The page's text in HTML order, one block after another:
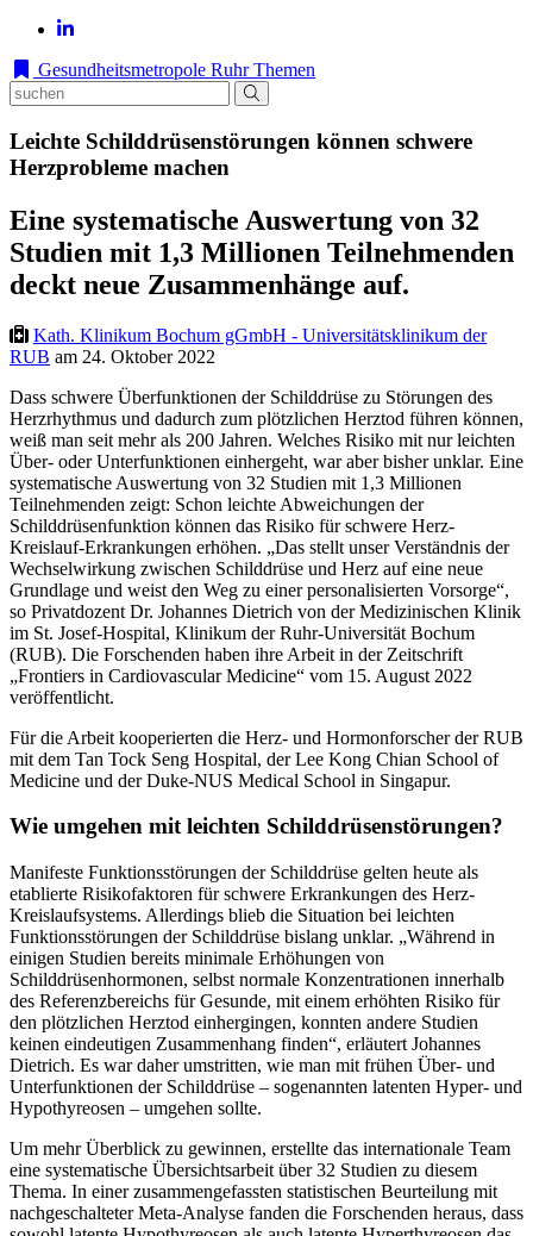
Gesundheitsmetropole Ruhr Themen
Leichte Schilddrüsenstörungen können schwere
Herzprobleme machen
Eine systematische Auswertung von 32
Studien mit 1,3 Millionen Teilnehmenden
deckt neue Zusammenhänge auf.
Kath. Klinikum Bochum gGmbH - Universitätsklinikum der
RUB am 24. Oktober 2022
Dass schwere Überfunktionen der Schilddrüse zu Störungen des
Herzrhythmus und dadurch zum plötzlichen Herztod führen können,
weiß man seit mehr als 200 Jahren. Welches Risiko mit nur leichten
Über- oder Unterfunktionen einhergeht, war aber bisher unklar. Eine
systematische Auswertung von 32 Studien mit 1,3 Millionen
Teilnehmenden zeigt: Schon leichte Abweichungen der
Schilddrüsenfunktion können das Risiko für schwere Herz-
Kreislauf-Erkrankungen erhöhen. „Das stellt unser Verständnis der
Wechselwirkung zwischen Schilddrüse und Herz auf eine neue
Grundlage und weist den Weg zu einer personalisierten Vorsorge“,
so Privatdozent Dr. Johannes Dietrich von der Medizinischen Klinik
im St. Josef-Hospital, Klinikum der Ruhr-Universität Bochum
(RUB). Die Forschenden haben ihre Arbeit in der Zeitschrift
„Frontiers in Cardiovascular Medicine“ vom 15. August 2022
veröffentlicht.
Für die Arbeit kooperierten die Herz- und Hormonforscher der RUB
mit dem Tan Tock Seng Hospital, der Lee Kong Chian School of
Medicine und der Duke-NUS Medical School in Singapur.
Wie umgehen mit leichten Schilddrüsenstörungen?
Manifeste Funktionsstörungen der Schilddrüse gelten heute als
etablierte Risikofaktoren für schwere Erkrankungen des Herz-
Kreislaufsystems. Allerdings blieb die Situation bei leichten
Funktionsstörungen der Schilddrüse bislang unklar. „Während in
einigen Studien bereits minimale Erhöhungen von
Schilddrüsenhormonen, selbst normale Konzentrationen innerhalb
des Referenzbereichs für Gesunde, mit einem erhöhten Risiko für
den plötzlichen Herztod einhergingen, konnten andere Studien
keinen eindeutigen Zusammenhang finden“, erläutert Johannes
Dietrich. Es war daher umstritten, wie man mit frühen Über- und
Unterfunktionen der Schilddrüse – sogenannten latenten Hyper- und
Hypothyreosen – umgehen sollte.
Um mehr Überblick zu gewinnen, erstellte das internationale Team
eine systematische Übersichtsarbeit über 32 Studien zu diesem
Thema. In einer zusammengefassten statistischen Beurteilung mit
nachgeschalteter Meta-Analyse fanden die Forschenden heraus, dass